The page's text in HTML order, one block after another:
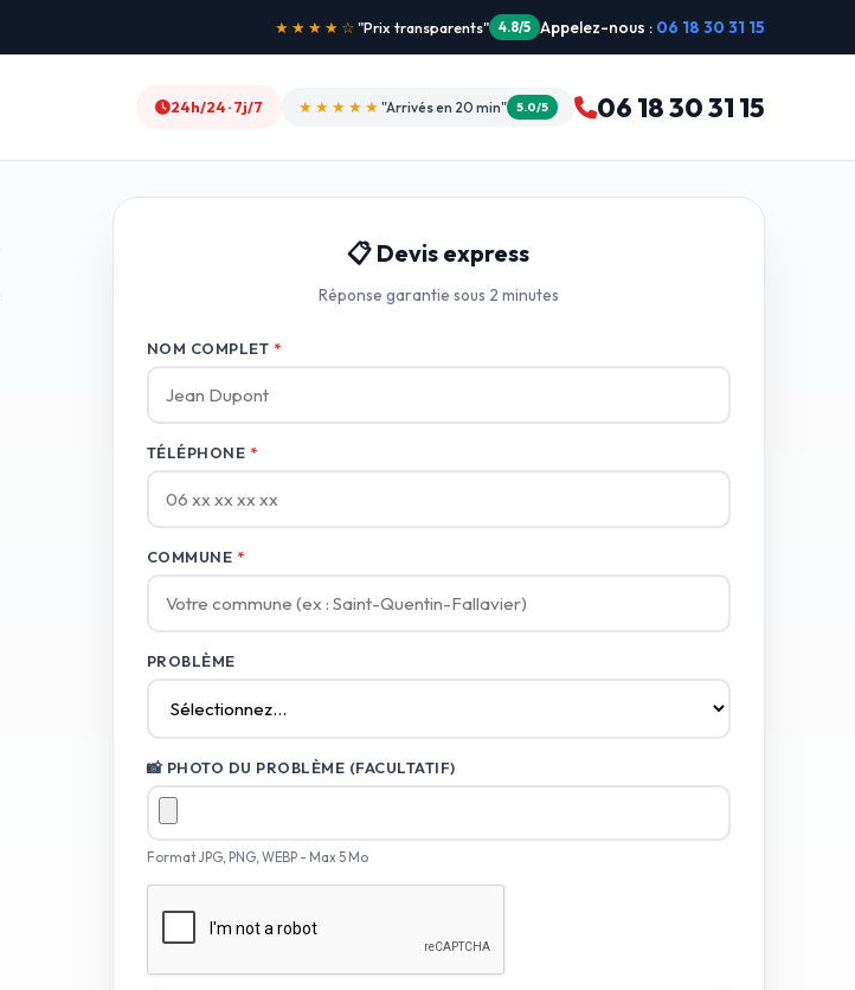
★★★★★ "Intervention dimanche" 5.0/5 Appelez-nous : 06 18 30 31 15
24h/24 · 7j/7 ★★★★★ "Arrivés en 20 min" 5.0/5 06 18 30 31 15
📋 Devis express
Réponse garantie sous 2 minutes
NOM COMPLET *
TÉLÉPHONE *
COMMUNE *
PROBLÈME
📸 PHOTO DU PROBLÈME (FACULTATIF)
Format JPG, PNG, WEBP - Max 5 Mo